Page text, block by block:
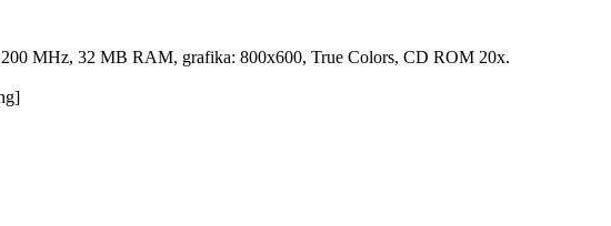
MHz, 32 MB RAM, grafika: 800x600, True Colors, CD ROM 20x.